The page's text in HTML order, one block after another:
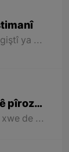
Xelateke salane ji aliyê raya giştî ya xelkê gundê mezin ê “Nê” yê ser bi Merîwanê ve hatiye diyarîkirin ku biryar e ji îsal ve bi kesên hilkeftî yên warên cuda li devera Merîwanê bê bexşîn.
pîroz
Kurdşopê di sê salên xebata xwe de hewl daye bibe deng û rengê hemû Kurdan li seranserê Kurdistanê û bê cudahî li hemû beşên Kurdistanê binêre û dîrok, erdnîgarî, huner, ziman, wêje, çand û kelepûra navçeyên cuda yên Kurdistanê bi xelkê Kurdistanê bide nasandin.